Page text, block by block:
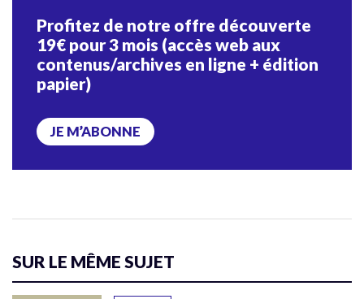
Profitez de notre offre découverte
19€ pour 3 mois (accès web aux
contenus/archives en ligne + édition
papier)
JE M’ABONNE
SUR LE MÊME SUJET